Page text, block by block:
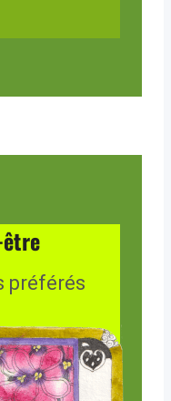
préférés